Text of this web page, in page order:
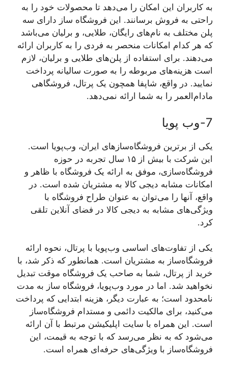
به کاربران این امکان را می‌دهد تا محصولات خود را به
راحتی به فروش برسانند. این فروشگاه ساز دارای سه
پلن مختلف به نام‌های رایگان، طلایی، و برلیان می‌باشد
که هر کدام امکانات منحصر به فردی را به کاربران ارائه
می‌دهند. برای استفاده از پلن‌های طلایی و برلیان، لازم
است هزینه‌های مربوطه را به صورت سالیانه پرداخت
نمایید. در واقع، شاپفا همچون یک پرتال، فروشگاهی
مادام‌العمر را به شما ارائه نمی‌دهد.
7-وب پویا
یکی از برترین فروشگاه‌سازهای ایران، وب‌پویا است.
این شرکت با بیش از ۱۵ سال تجربه در حوزه
فروشگاه‌سازی، موفق به ارائه یک فروشگاه با ظاهر و
امکانات مشابه دیجی کالا به مشتریان شده است. در
واقع، آنها را می‌توان به عنوان طراح فروشگاه با
ویژگی‌های مشابه به دیجی کالا در فضای آنلاین تلقی
کرد.
یکی از تفاوت‌های اساسی وب‌پویا با پرتال، نحوه ارائه
فروشگاه‌ساز به مشتریان است. همانطور که ذکر شد، با
خرید از پرتال، شما به صاحب یک فروشگاه موقت تبدیل
نخواهید شد. اما در مورد وب‌پویا، فروشگاه ساز به مدت
نامحدود است؛ به عبارت دیگر، هزینه ابتدایی که پرداخت
می‌کنید، برای مالکیت دائمی و مستدام فروشگاه‌ساز
است. این همراه با سایت اپلیکیشن مرتبط با آن ارائه
می‌شود که به نظر می‌رسد که با توجه به قیمت، این
فروشگاه‌ساز با ویژگی‌های حرفه‌ای همراه است.